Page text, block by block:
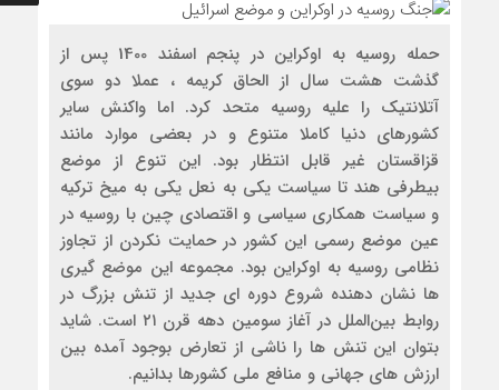
حمله روسیه به اوکراین در پنجم اسفند 1400 پس از
گذشت هشت سال از الحاق کریمه ، عملا دو سوی
آتلانتیک را علیه روسیه متحد کرد. اما واکنش سایر
کشورهای دنیا کاملا متنوع و در بعضی موارد مانند
قزاقستان غیر قابل انتظار بود. این تنوع از موضع
بیطرفی هند تا سیاست یکی به نعل یکی به میخ ترکیه
و سیاست همکاری سیاسی و اقتصادی چین با روسیه در
عین موضع رسمی این کشور در حمایت نکردن از تجاوز
نظامی روسیه به اوکراین بود. مجموعه این موضع گیری
ها نشان دهنده شروع دوره ای جدید از تنش بزرگ در
روابط بین‌الملل در آغاز سومین دهه قرن ۲۱ است. شاید
بتوان این تنش ها را ناشی از تعارض بوجود آمده بین
ارزش های جهانی و منافع ملی کشورها بدانیم.